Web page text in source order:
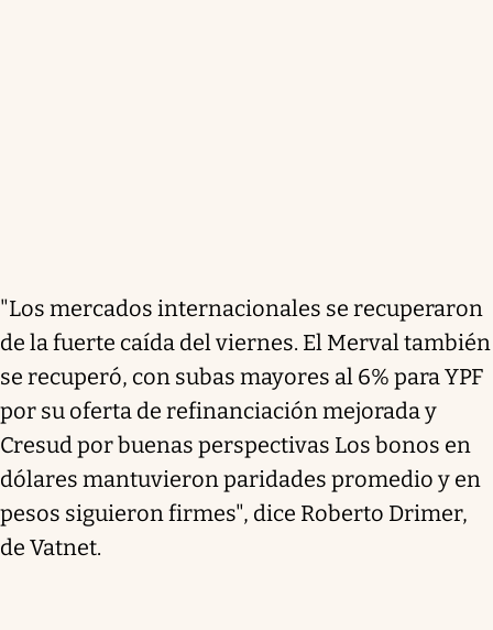
"Los mercados internacionales se recuperaron
de la fuerte caída del viernes. El Merval también
se recuperó, con subas mayores al 6% para YPF
por su oferta de refinanciación mejorada y
Cresud por buenas perspectivas Los bonos en
dólares mantuvieron paridades promedio y en
pesos siguieron firmes", dice Roberto Drimer,
de Vatnet.